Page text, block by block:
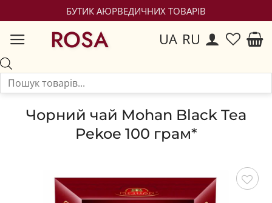
БУТИК АЮРВЕДИЧНИХ ТОВАРІВ
ROSA UA RU
Чорний чай Mohan Black Tea
Pekoe 100 грам*